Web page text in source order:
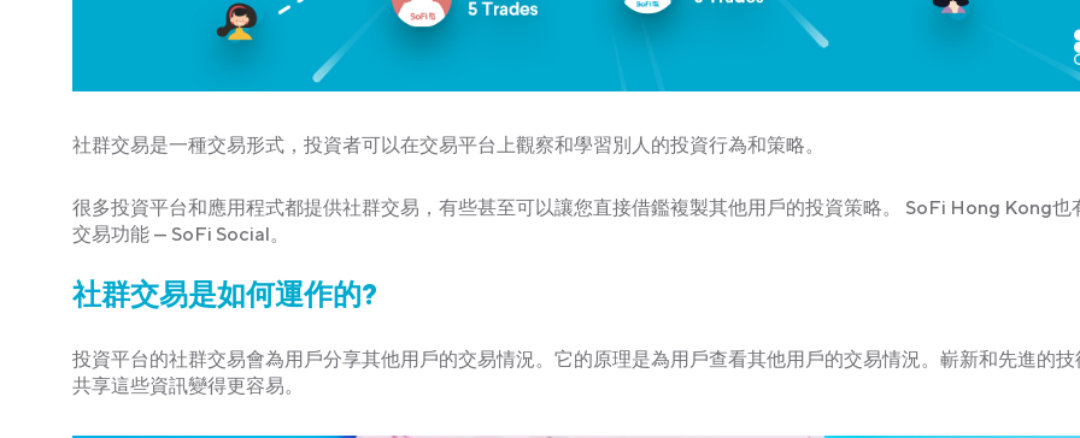
社群交易是一種交易形式，投資者可以在交易平台上觀察和學習別人的投資行為和策略。
很多投資平台和應用程式都提供社群交易，有些甚至可以讓您直接借鑑複製其他用戶的投資策略。 SoFi Hong Kong也
交易功能 — SoFi Social。
社群交易是如何運作的?
投資平台的社群交易會為用戶分享其他用戶的交易情況。它的原理是為用戶查看其他用戶的交易情況。嶄新和先進的技
共享這些資訊變得更容易。